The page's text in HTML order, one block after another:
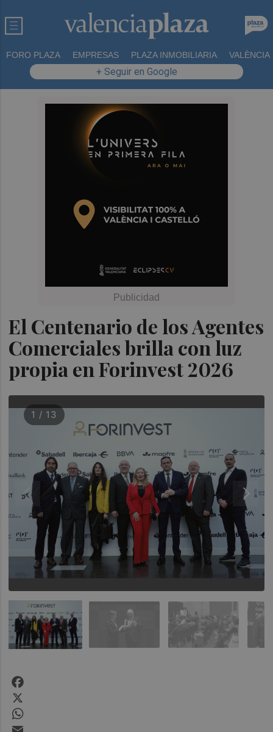
FORO PLAZA EMPRESAS PLAZA INMOBILIARIA VALÈNCIA
+ Seguir en Google
El Centenario de los Agentes
Comerciales brilla con luz
propia en Forinvest 2026
1 / 13